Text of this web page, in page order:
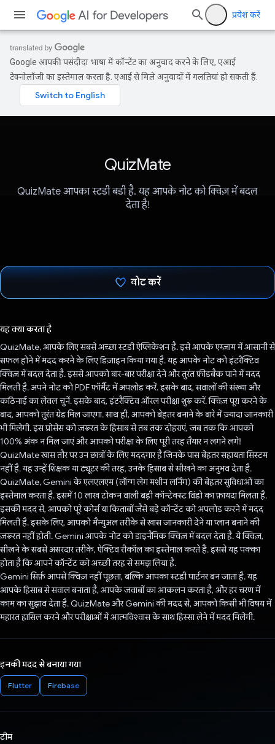
प्रवेश करें
Google आपकी पसंदीदा भाषा में कॉन्टेंट का अनुवाद करने के लिए, एआई
टेक्नोलॉजी का इस्तेमाल करता है. एआई से मिले अनुवादों में गलतियां हो सकती हैं.
QuizMate
QuizMate आपका स्टडी बडी है. यह आपके नोट को क्विज़ में बदल
देता है!
वोट करें
यह क्या करता है
QuizMate, आपके लिए सबसे अच्छा स्टडी ऐप्लिकेशन है. इसे आपके एग्ज़ाम में आसानी से
सफल होने में मदद करने के लिए डिज़ाइन किया गया है. यह आपके नोट को इंटरैक्टिव
क्विज़ में बदल देता है. इससे आपको बार-बार परीक्षा देने और तुरंत फ़ीडबैक पाने में मदद
मिलती है. अपने नोट को PDF फ़ॉर्मैट में अपलोड करें. इसके बाद, सवालों की संख्या और
कठिनाई का लेवल चुनें. इसके बाद, इंटरैक्टिव ऑरल परीक्षा शुरू करें. क्विज़ पूरा करने के
बाद, आपको तुरंत ग्रेड मिल जाएगा. साथ ही, आपको बेहतर बनाने के बारे में ज़्यादा जानकारी
भी मिलेगी. इस प्रोसेस को ज़रूरत के हिसाब से तब तक दोहराएं, जब तक कि आपको
100% अंक न मिल जाएं और आपको परीक्षा के लिए पूरी तरह तैयार न लगने लगे!
QuizMate खास तौर पर उन छात्रों के लिए मददगार है जिनके पास बेहतर सहायता सिस्टम
नहीं है. यह उन्हें शिक्षक या ट्यूटर की तरह, उनके हिसाब से सीखने का अनुभव देता है.
QuizMate, Gemini के एलएलएम (लॉन्ग लेग मशीन लर्निंग) की बेहतर सुविधाओं का
इस्तेमाल करता है. इसमें 10 लाख टोकन वाली बड़ी कॉन्टेक्स्ट विंडो का फ़ायदा मिलता है.
इसकी मदद से, आपको पूरे कोर्स या किताबों जैसे बड़े कॉन्टेंट को अपलोड करने में मदद
मिलती है. इसके लिए, आपको मैन्युअल तरीके से खास जानकारी देने या प्लान बनाने की
ज़रूरत नहीं होती. Gemini आपके नोट को डाइनैमिक क्विज़ में बदल देता है. ये क्विज़,
सीखने के सबसे असरदार तरीके, ऐक्टिव रीकॉल का इस्तेमाल करते हैं. इससे यह पक्का
होता है कि आपने कॉन्टेंट को अच्छी तरह से समझ लिया है.
Gemini सिर्फ़ आपसे क्विज़ नहीं पूछता, बल्कि आपका स्टडी पार्टनर बन जाता है. यह
आपके हिसाब से सवाल बनाता है, आपके जवाबों का आकलन करता है, और हर चरण में
काम का सुझाव देता है. QuizMate और Gemini की मदद से, आपको किसी भी विषय में
महारत हासिल करने और परीक्षाओं में आत्मविश्वास के साथ हिस्सा लेने में मदद मिलेगी.
इनकी मदद से बनाया गया
Flutter Firebase
टीम